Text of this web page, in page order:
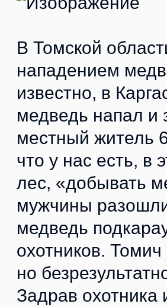
В Томской
нападением
известно, в
медведь напал и
местный житель
что у нас есть, в
лес, «добывать
мужчины
медведь
охотников.
но
Задрав охотника